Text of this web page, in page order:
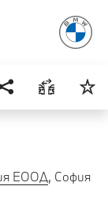
ЕООД, София